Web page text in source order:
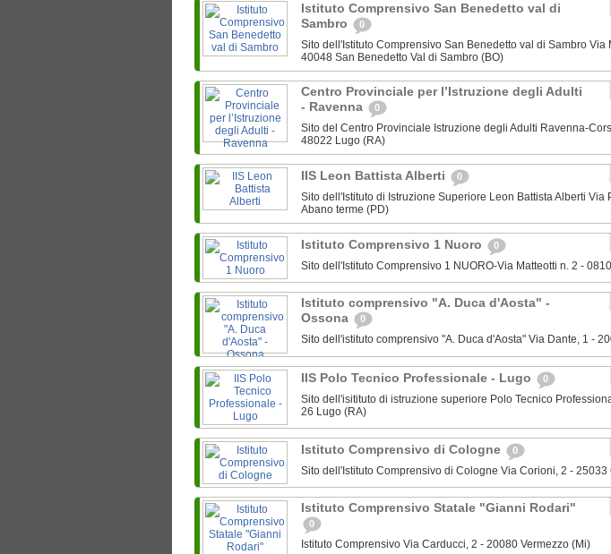
Istituto Comprensivo San Benedetto val di
Sambro
0
Sito dell'Istituto Comprensivo San Benedetto val di Sambro Via
40048 San Benedetto Val di Sambro (BO)
Centro Provinciale per l’Istruzione degli Adulti
- Ravenna
0
Sito del Centro Provinciale Istruzione degli Adulti Ravenna-
48022 Lugo (RA)
IIS Leon Battista Alberti 0
Sito dell'Istituto di Istruzione Superiore Leon Battista Alberti Via
Abano terme (PD)
Istituto Comprensivo 1 Nuoro 0
Sito dell'Istituto Comprensivo 1 NUORO-Via Matteotti n. 2 -
Istituto comprensivo "A. Duca d'Aosta" -
Ossona
0
Sito dell'istituto comprensivo "A. Duca d'Aosta" Via Dante, 1 -
IIS Polo Tecnico Professionale - Lugo 0
Sito dell'isitituto di istruzione superiore Polo Tecnico
26 Lugo (RA)
Istituto Comprensivo di Cologne 0
Sito dell'Istituto Comprensivo di Cologne Via Corioni, 2 - 25033
Istituto Comprensivo Statale "Gianni Rodari"
0
Istituto Comprensivo Via Carducci, 2 - 20080 Vermezzo (Mi)